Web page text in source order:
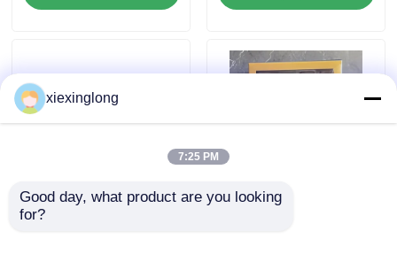
আমাদের সাথে যোগাযোগ
মামলা
6 প্যাক কাস্টম ম্যাকারন ক্লিয়ার
xiexinglong
7:25 PM
Good day, what product are you looking
for?